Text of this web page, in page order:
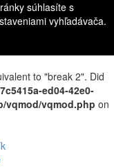
súhlasíte s
vyhľadávača.
to "break 2". Did
ed04-42e0-
vqmod/vqmod.php on